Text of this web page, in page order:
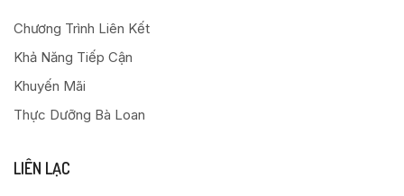
Chương Trình Liên Kết
Khả Năng Tiếp Cận
Khuyến Mãi
Thực Dưỡng Bà Loan
LIÊN LẠC